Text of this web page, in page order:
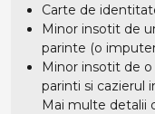
Carte de
Minor insotit de
parinte (o
Minor insotit de
parinti si cazierul
Mai multe detalii